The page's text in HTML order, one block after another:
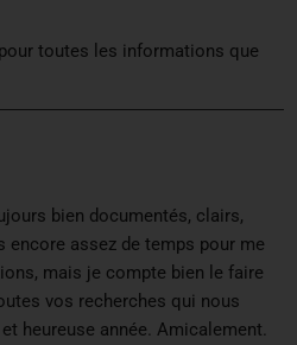
toutes les informations que
bien documentés, clairs,
encore assez de temps pour me
mais je compte bien le faire
vos recherches qui nous
heureuse année. Amicalement.